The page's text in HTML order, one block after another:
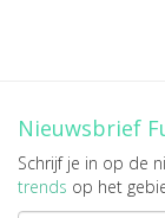
Nieuwsbrief
Schrijf je in op de
trends op het